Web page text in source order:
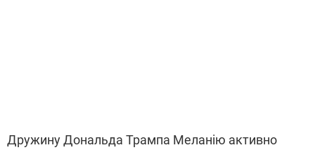
Дружину Дональда Трампа Меланію активно